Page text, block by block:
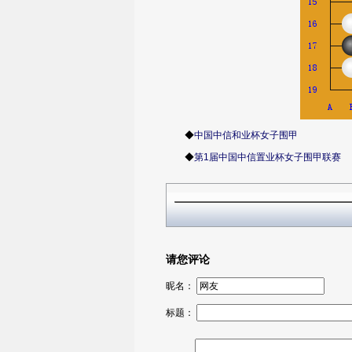
◆中国中信和业杯女子围甲
◆第1届中国中信置业杯女子围甲联赛
请您评论
昵名：
标题：